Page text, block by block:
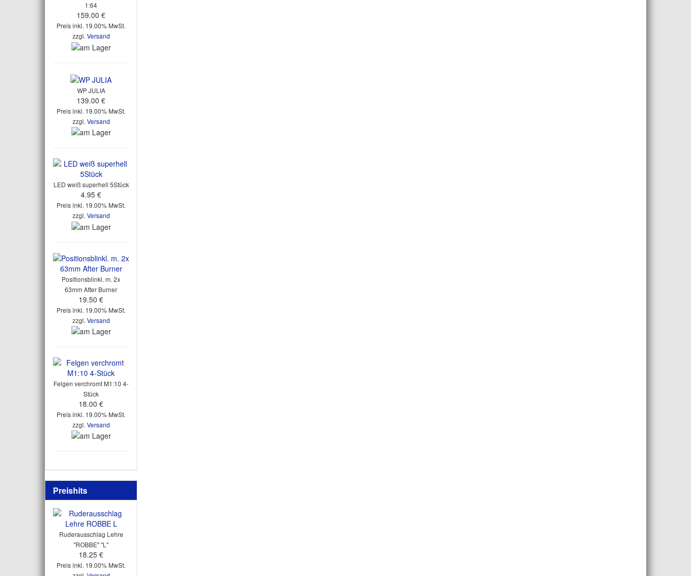
1:64
159.00 €
Preis inkl. 19.00% MwSt.
zzgl. Versand
WP JULIA
139.00 €
Preis inkl. 19.00% MwSt.
zzgl. Versand
LED weiß superhell 5Stück
4.95 €
Preis inkl. 19.00% MwSt.
zzgl. Versand
Positionsblinkl. m. 2x
63mm After Burner
19.50 €
Preis inkl. 19.00% MwSt.
zzgl. Versand
Felgen verchromt M1:10 4-
Stück
18.00 €
Preis inkl. 19.00% MwSt.
zzgl. Versand
Preishits
Ruderausschlag Lehre
"ROBBE" "L"
18.25 €
Preis inkl. 19.00% MwSt.